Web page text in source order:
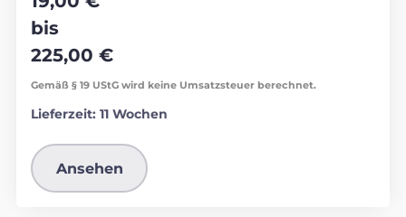
bis
225,00 €
Gemäß § 19 UStG wird keine Umsatzsteuer berechnet.
Lieferzeit: 11 Wochen
Ansehen